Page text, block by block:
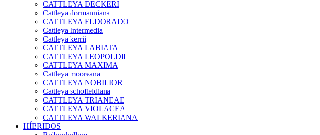
CATTLEYA DECKERI
Cattleya dormanniana
CATTLEYA ELDORADO
Cattleya Intermedia
Cattleya kerrii
CATTLEYA LABIATA
CATTLEYA LEOPOLDII
CATTLEYA MAXIMA
Cattleya mooreana
CATTLEYA NOBILIOR
Cattleya schofieldiana
CATTLEYA TRIANEAE
CATTLEYA VIOLACEA
CATTLEYA WALKERIANA
HÍBRIDOS